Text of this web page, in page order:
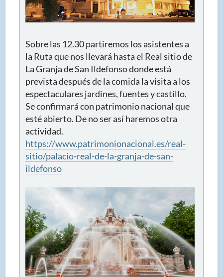
Sobre las 12.30 partiremos los asistentes a
la Ruta que nos llevará hasta el Real sitio de
La Granja de San Ildefonso donde está
prevista después de la comida la visita a los
espectaculares jardines, fuentes y castillo.
Se confirmará con patrimonio nacional que
esté abierto. De no ser así haremos otra
actividad.
https://www.patrimonionacional.es/real-
sitio/palacio-real-de-la-granja-de-san-
ildefonso